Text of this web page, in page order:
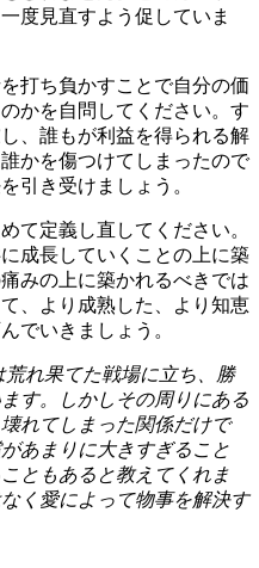
度見直すよう促していま
打ち負かすことで自分の価
かを自問してください。す
、誰もが利益を得られる解
かを傷つけてしまったので
引き受けましょう。
て定義し直してください。
成長していくことの上に築
みの上に築かれるべきでは
、より成熟した、より知恵
でいきましょう。
れ果てた戦場に立ち、勝
す。しかしその周りにある
れてしまった関係だけで
あまりに大きすぎること
ともあると教えてくれま
く愛によって物事を解決す